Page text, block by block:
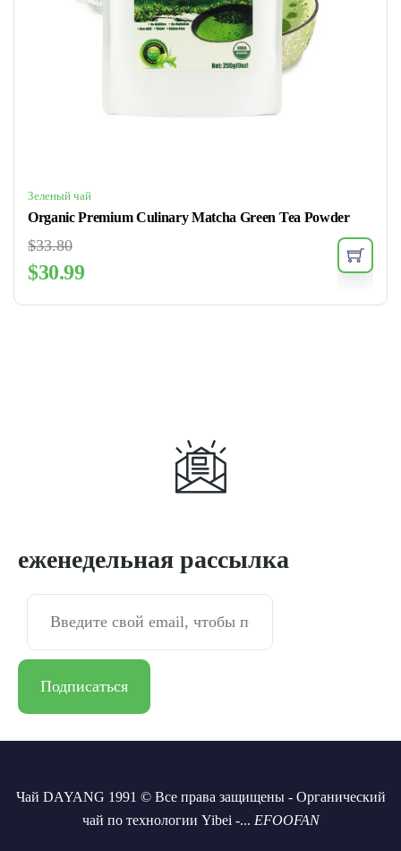
Зеленый чай
Organic Premium Culinary Matcha Green Tea Powder
$33.80
$30.99
еженедельная рассылка
Чай DAYANG 1991 © Все права защищены - Органический
чай по технологии Yibei -... EFOOFAN